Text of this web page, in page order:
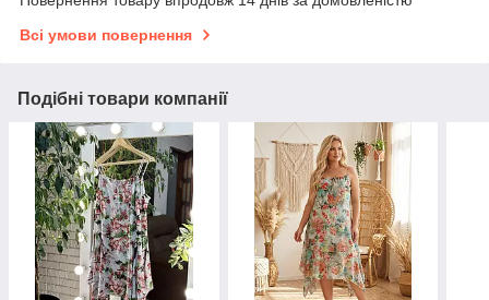
Всі умови повернення
Подібні товари компанії